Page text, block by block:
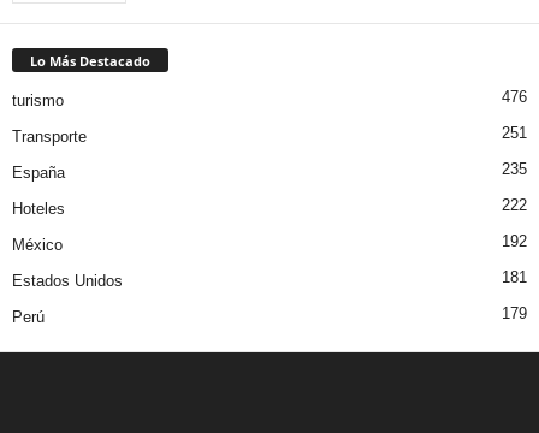
Lo Más Destacado
turismo 476
Transporte 251
España 235
Hoteles 222
México 192
Estados Unidos 181
Perú 179